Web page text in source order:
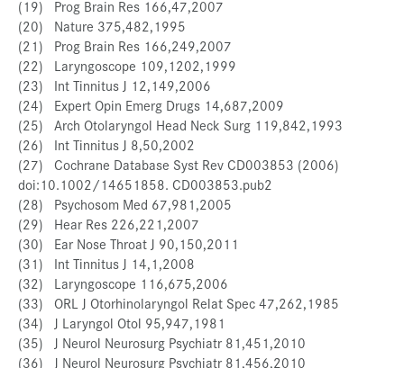
(19) Prog Brain Res 166,47,2007
(20) Nature 375,482,1995
(21) Prog Brain Res 166,249,2007
(22) Laryngoscope 109,1202,1999
(23) Int Tinnitus J 12,149,2006
(24) Expert Opin Emerg Drugs 14,687,2009
(25) Arch Otolaryngol Head Neck Surg 119,842,1993
(26) Int Tinnitus J 8,50,2002
(27) Cochrane Database Syst Rev CD003853 (2006)
doi:10.1002/14651858. CD003853.pub2
(28) Psychosom Med 67,981,2005
(29) Hear Res 226,221,2007
(30) Ear Nose Throat J 90,150,2011
(31) Int Tinnitus J 14,1,2008
(32) Laryngoscope 116,675,2006
(33) ORL J Otorhinolaryngol Relat Spec 47,262,1985
(34) J Laryngol Otol 95,947,1981
(35) J Neurol Neurosurg Psychiatr 81,451,2010
(36) J Neurol Neurosurg Psychiatr 81,456,2010